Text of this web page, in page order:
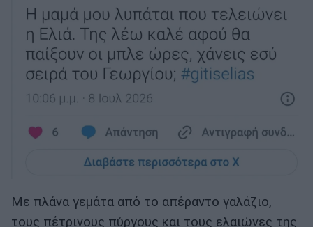
Με πλάνα γεμάτα από το απέραντο γαλάζιο,
τους πέτρινους πύργους και τους ελαιώνες της